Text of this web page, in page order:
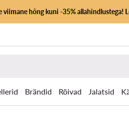
viimane hõng kuni -35% allahindlustega!
Brändid Rõivad Jalatsid